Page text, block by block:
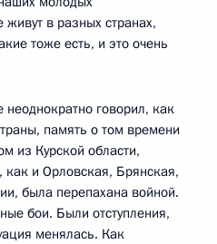
живут в разных странах,
тоже есть, и это очень
говорил, как
память о том времени
из Курской области,
и Орловская, Брянская,
была перепахана войной.
бои. Были отступления,
менялась. Как